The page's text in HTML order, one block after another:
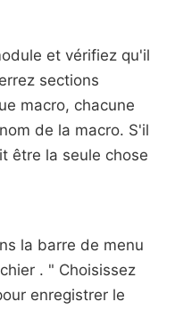
et vérifiez qu'il
sections
macro, chacune
de la macro. S'il
être la seule chose
la barre de menu
. " Choisissez
enregistrer le